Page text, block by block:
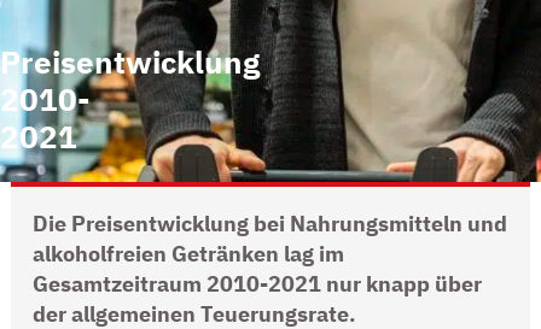
Preisentwicklung
2010-
2021
Die Preisentwicklung bei Nahrungsmitteln und
alkoholfreien Getränken lag im
Gesamtzeitraum 2010-2021 nur knapp über
der allgemeinen Teuerungsrate.